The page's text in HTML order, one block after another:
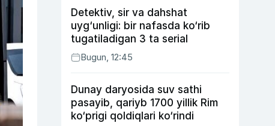
Detektiv, sir va dahshat
uyg‘unligi: bir nafasda ko‘rib
tugatiladigan 3 ta serial
Bugun, 12:45
Dunay daryosida suv sathi
pasayib, qariyb 1700 yillik Rim
ko‘prigi qoldiqlari ko‘rindi